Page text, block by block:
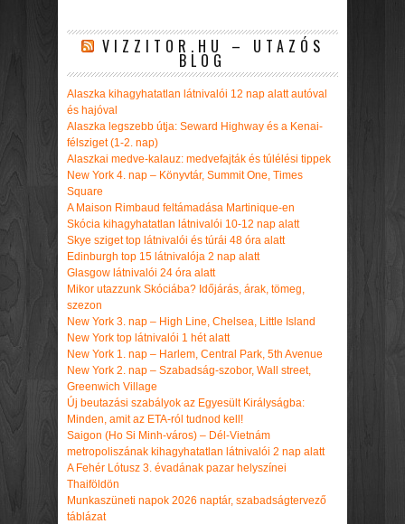
VIZZITOR.HU – UTAZÓS
BLOG
Alaszka kihagyhatatlan látnivalói 12 nap alatt autóval
és hajóval
Alaszka legszebb útja: Seward Highway és a Kenai-
félsziget (1-2. nap)
Alaszkai medve-kalauz: medvefajták és túlélési tippek
New York 4. nap – Könyvtár, Summit One, Times
Square
A Maison Rimbaud feltámadása Martinique-en
Skócia kihagyhatatlan látnivalói 10-12 nap alatt
Skye sziget top látnivalói és túrái 48 óra alatt
Edinburgh top 15 látnivalója 2 nap alatt
Glasgow látnivalói 24 óra alatt
Mikor utazzunk Skóciába? Időjárás, árak, tömeg,
szezon
New York 3. nap – High Line, Chelsea, Little Island
New York top látnivalói 1 hét alatt
New York 1. nap – Harlem, Central Park, 5th Avenue
New York 2. nap – Szabadság-szobor, Wall street,
Greenwich Village
Új beutazási szabályok az Egyesült Királyságba:
Minden, amit az ETA-ról tudnod kell!
Saigon (Ho Si Minh-város) – Dél-Vietnám
metropoliszának kihagyhatatlan látnivalói 2 nap alatt
A Fehér Lótusz 3. évadának pazar helyszínei
Thaiföldön
Munkaszüneti napok 2026 naptár, szabadságtervező
táblázat